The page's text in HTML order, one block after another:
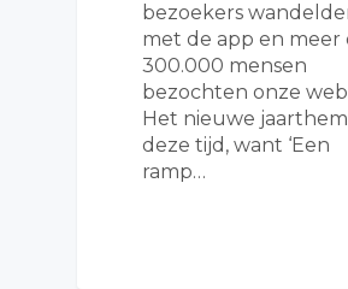
bezoekers
met de app en meer
300.000 mensen
bezochten onze
Het nieuwe
deze tijd, want ‘Een
ramp…